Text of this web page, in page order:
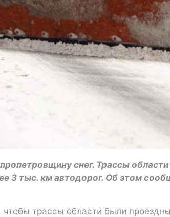
снег. Трассы
3 тыс. км автодорог. Об этом
трассы области были